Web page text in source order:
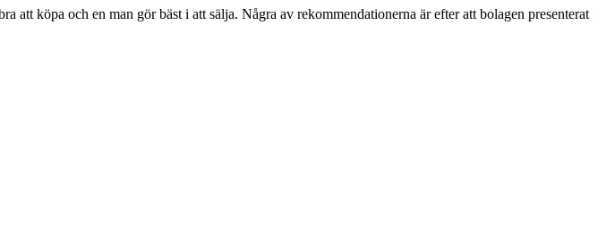
köpa och en man gör bäst i att sälja. Några av rekommendationerna är efter att bolagen presenterat